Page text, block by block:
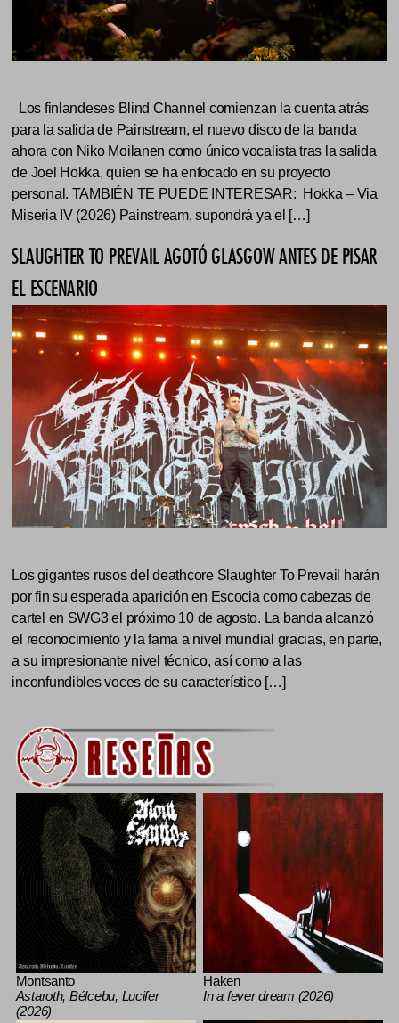
Los finlandeses Blind Channel comienzan la cuenta atrás
para la salida de Painstream, el nuevo disco de la banda
ahora con Niko Moilanen como único vocalista tras la salida
de Joel Hokka, quien se ha enfocado en su proyecto
personal. TAMBIÉN TE PUEDE INTERESAR: Hokka – Via
Miseria IV (2026) Painstream, supondrá ya el […]
SLAUGHTER TO PREVAIL AGOTÓ GLASGOW ANTES DE PISAR
EL ESCENARIO
Los gigantes rusos del deathcore Slaughter To Prevail harán
por fin su esperada aparición en Escocia como cabezas de
cartel en SWG3 el próximo 10 de agosto. La banda alcanzó
el reconocimiento y la fama a nivel mundial gracias, en parte,
a su impresionante nivel técnico, así como a las
inconfundibles voces de su característico […]
Montsanto
Astaroth, Bélcebu, Lucifer
(2026)
Haken
In a fever dream (2026)